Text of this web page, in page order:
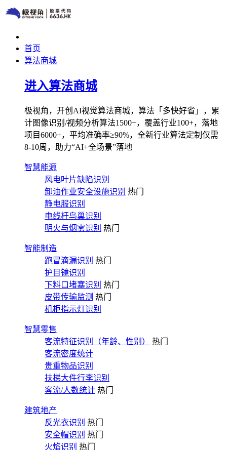
首页
算法商城
进入算法商城
极视角，开创AI视觉算法商城，算法「多快好省」，累
计图像识别/视频分析算法1500+，覆盖行业100+，落地
项目6000+，平均准确率≥90%，全新行业算法定制仅需
8-10周，助力“AI+全场景”落地
智慧能源
风电叶片缺陷识别
卸油作业安全设施识别 热门
静电服识别
电线杆鸟巢识别
明火与烟雾识别 热门
智能制造
跑冒滴漏识别 热门
护目镜识别
下料口堵塞识别 热门
皮带传输监测 热门
机柜指示灯识别
智慧零售
客流特征识别（年龄、性别）
热门
客流密度统计
贵重物品识别
扶梯大件行李识别
客流/人数统计 热门
建筑地产
反光衣识别 热门
安全帽识别 热门
火焰识别 热门